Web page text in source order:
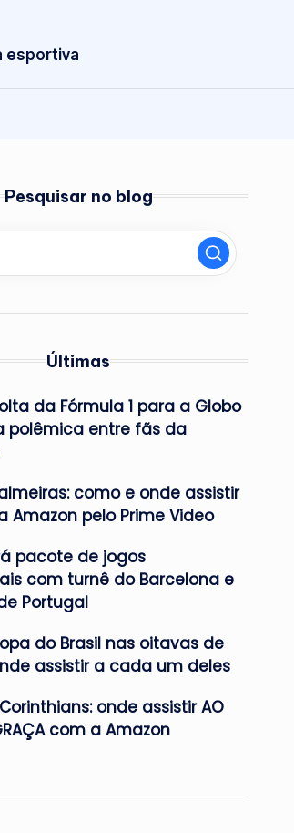
esportiva
Pesquisar no blog
Últimas
da Fórmula 1 para a Globo
polêmica entre fãs da
como e onde assistir
Amazon pelo Prime Video
pacote de jogos
com turnê do Barcelona e
Portugal
do Brasil nas oitavas de
assistir a cada um deles
onde assistir AO
com a Amazon